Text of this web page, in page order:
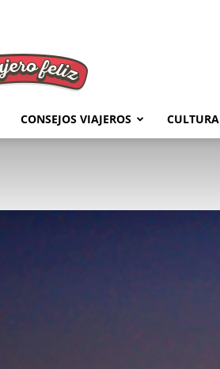
Feliz
CONSEJOS VIAJEROS CULTURA